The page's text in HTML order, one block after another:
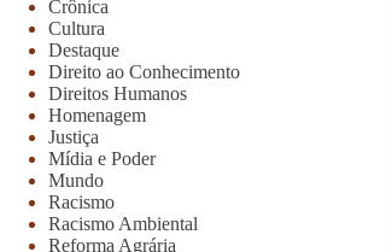
Crônica
Cultura
Destaque
Direito ao Conhecimento
Direitos Humanos
Homenagem
Justiça
Mídia e Poder
Mundo
Racismo
Racismo Ambiental
Reforma Agrária